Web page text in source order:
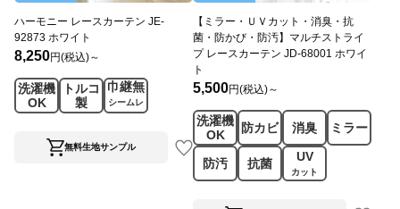
ハーモニー レースカーテン JE-
92873 ホワイト
8,250円(税込)～
洗濯機
OK
トルコ
製
巾継無
シームレ
ス
無料生地サンプル
【ミラー・ＵＶカット・消臭・抗
菌・防かび・防汚】マルチストライ
プ レースカーテン JD-68001 ホワイ
ト
5,500円(税込)～
洗濯機
OK
防カビ 消臭 ミラー
防汚 抗菌 UV
カット